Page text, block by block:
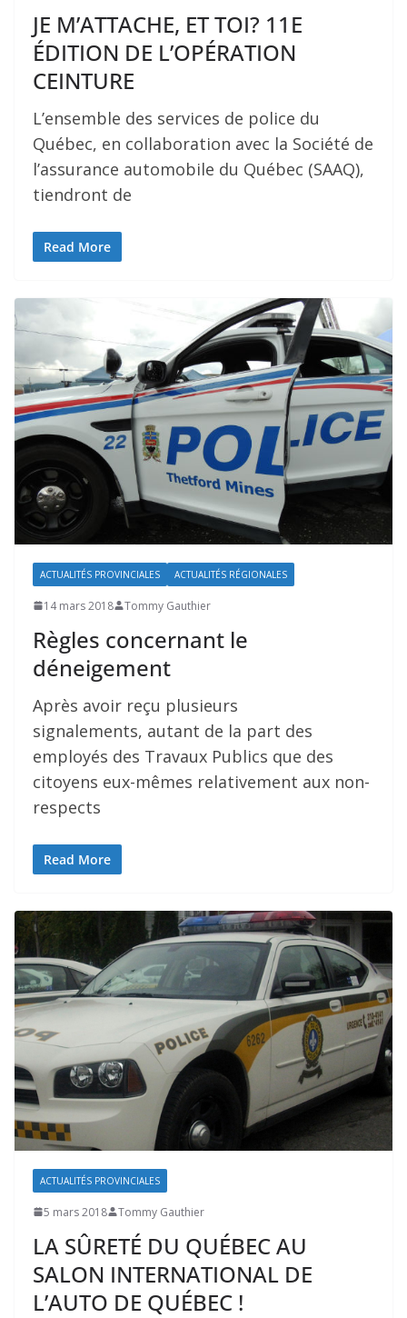
JE M’ATTACHE, ET TOI? 11E
ÉDITION DE L’OPÉRATION
CEINTURE
L’ensemble des services de police du
Québec, en collaboration avec la Société de
l’assurance automobile du Québec (SAAQ),
tiendront de
Read More
ACTUALITÉS PROVINCIALES ACTUALITÉS RÉGIONALES
14 mars 2018 Tommy Gauthier
Règles concernant le
déneigement
Après avoir reçu plusieurs
signalements, autant de la part des
employés des Travaux Publics que des
citoyens eux-mêmes relativement aux non-
respects
Read More
ACTUALITÉS PROVINCIALES
5 mars 2018 Tommy Gauthier
LA SÛRETÉ DU QUÉBEC AU
SALON INTERNATIONAL DE
L’AUTO DE QUÉBEC !